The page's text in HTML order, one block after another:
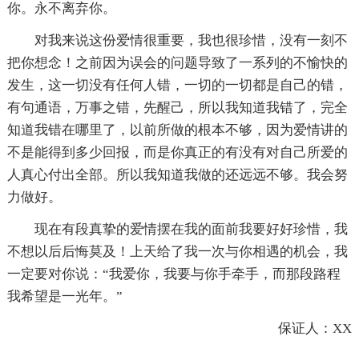
你。永不离弃你。
对我来说这份爱情很重要，我也很珍惜，没有一刻不
把你想念！之前因为误会的问题导致了一系列的不愉快的
发生，这一切没有任何人错，一切的一切都是自己的错，
有句通语，万事之错，先醒己，所以我知道我错了，完全
知道我错在哪里了，以前所做的根本不够，因为爱情讲的
不是能得到多少回报，而是你真正的有没有对自己所爱的
人真心付出全部。所以我知道我做的还远远不够。我会努
力做好。
现在有段真挚的爱情摆在我的面前我要好好珍惜，我
不想以后后悔莫及！上天给了我一次与你相遇的机会，我
一定要对你说：“我爱你，我要与你手牵手，而那段路程
我希望是一光年。”
保证人：XX